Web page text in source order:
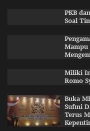
PKB
Soal
Mampu
Miliki
Romo
Buka
Sufmi
Terus